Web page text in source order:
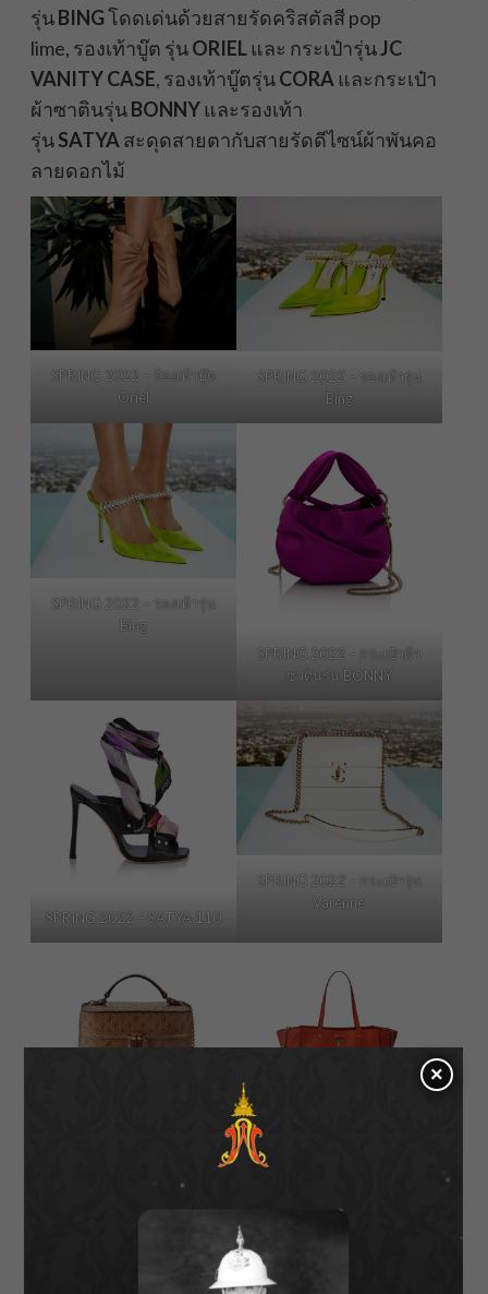
รุ่นBINGโดดเด่นด้วยสายรัดคริสตัลสี pop
lime, รองเท้าบู๊ต รุ่นORIELและ กระเป๋ารุ่นJC
VANITY CASE, รองเท้าบู๊ตรุ่นCORA และกระเป๋า
ผ้าซาตินรุ่นBONNYและรองเท้า
รุ่นSATYA สะดุดสายตากับสายรัดดีไซน์ผ้าพันคอ
ลายดอกไม้
SPRING 2022 – ร้องเท้าบู๊ต
Oriel
SPRING 2022 – รองเท้ารุ่น
Bing
SPRING 2022 – รองเท้ารุ่น
Bing
SPRING 2022 – กระเป๋าผ้า
ซาตินรุ่น BONNY
SPRING 2022 – SATYA 110
SPRING 2022 – กระเป๋ารุ่น
Varenne
ชมวีดีโอแคมเปญ Jimmy Choo Spring 2022 Time
to Dare ได้บนช่องทาง YouTube
×